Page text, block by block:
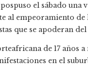
el sábado una
al empeoramiento de
que se apoderan del
de 17 años
en el